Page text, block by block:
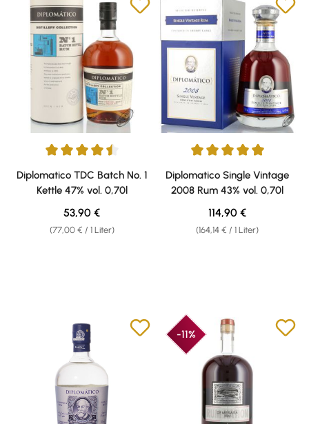
Durchschnittliche Bewertung von 4.56 von 5 Sternen
Diplomatico TDC Batch No. 1
Kettle 47% vol. 0,70l
(77,00 € / 1 Liter)
Regulärer Preis:
53,90 €
Durchschnittliche Bewertung
Diplomatico Single Vintage
2008 Rum 43% vol. 0,70l
(164,14 € / 1 Liter)
Regulärer Preis:
114,90 €
-11%